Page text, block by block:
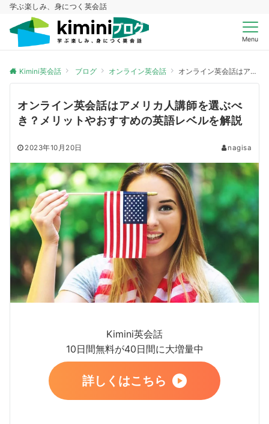
学ぶ楽しみ、身につく英会話
Menu
Kimini英会話 ブログ オンライン英会話 オンライン英会話はアメリカ人講師を選ぶべき？メリットやおすすめの英語レベルを解説
オンライン英会話はアメリカ人講師を選ぶべ
き？メリットやおすすめの英語レベルを解説
2023年10月20日 nagisa
Kimini英会話
10日間無料が40日間に大増量中
詳しくはこちら